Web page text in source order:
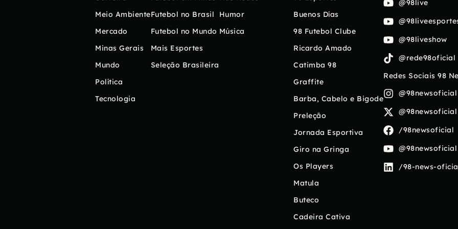
Meio Ambiente
Mercado
Minas Gerais
Mundo
Política
Tecnologia
Futebol no Brasil
Futebol no Mundo
Mais Esportes
Seleção Brasileira
Humor
Música
Buenos Días
98 Futebol Clube
Ricardo Amado
Catimba 98
Graffite
Barba, Cabelo e Bigode
Preleção
Jornada Esportiva
Giro na Gringa
Os Players
Matula
Buteco
Cadeira Cativa
@98live
@98liveshow
@rede98oficial
Redes Sociais 98
@98newsoficial
@98newsoficial
/98newsoficial
@98newsoficial
/98-news-